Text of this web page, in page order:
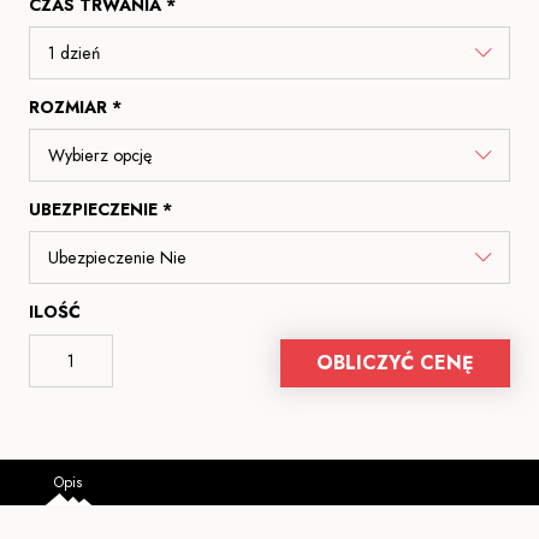
ROZMIAR *
UBEZPIECZENIE *
ILOŚĆ
OBLICZYĆ CENĘ
Opis